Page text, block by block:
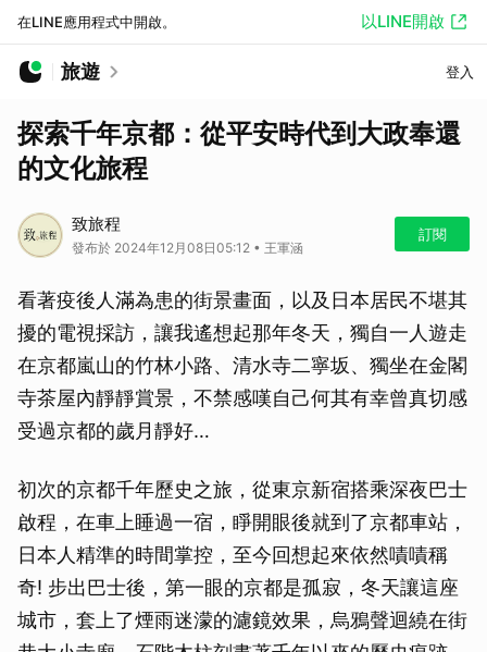
在LINE應用程式中開啟。 以LINE開啟
旅遊 登入
探索千年京都：從平安時代到大政奉還
的文化旅程
致旅程
發布於 2024年12月08日05:12 • 王軍涵
訂閱
看著疫後人滿為患的街景畫面，以及日本居民不堪其
擾的電視採訪，讓我遙想起那年冬天，獨自一人遊走
在京都嵐山的竹林小路、清水寺二寧坂、獨坐在金閣
寺茶屋內靜靜賞景，不禁感嘆自己何其有幸曾真切感
受過京都的歲月靜好…
初次的京都千年歷史之旅，從東京新宿搭乘深夜巴士
啟程，在車上睡過一宿，睜開眼後就到了京都車站，
日本人精準的時間掌控，至今回想起來依然嘖嘖稱
奇! 步出巴士後，第一眼的京都是孤寂，冬天讓這座
城市，套上了煙雨迷濛的濾鏡效果，烏鴉聲迴繞在街